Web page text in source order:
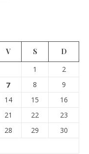
V S
D
1
2
7 8
9
14 15
16
21 22
23
28 29
30